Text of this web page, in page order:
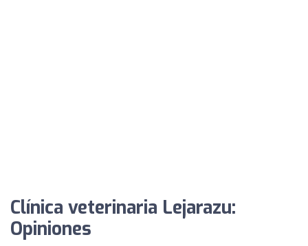
Clínica veterinaria Lejarazu:
Opiniones